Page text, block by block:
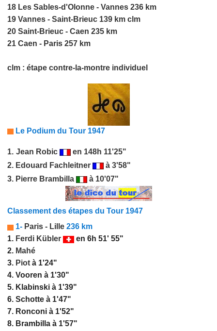
18 Les Sables-d'Olonne - Vannes 236 km
19 Vannes - Saint-Brieuc 139 km clm
20 Saint-Brieuc - Caen 235 km
21 Caen - Paris 257 km
clm : étape contre-la-montre individuel
Le Podium du Tour 1947
1. Jean Robic
en 148h 11'25"
2. Edouard Fachleitner
à 3'58"
3. Pierre Brambilla à 10'07"
Classement des étapes du Tour 1947
1- Paris - Lille 236 km
1. Ferdi Kübler
en 6h 51' 55"
2. Mahé
3. Piot à 1'24"
4. Vooren à 1'30"
5. Klabinski à 1'39"
6. Schotte à 1'47"
7. Ronconi à 1'52"
8. Brambilla à 1'57"